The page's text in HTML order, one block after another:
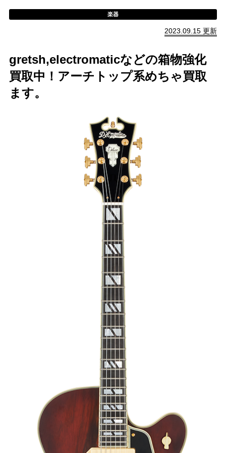
楽器
2023.09.15 更新
gretsh,electromaticなどの箱物強化
買取中！アーチトップ系めちゃ買取
ます。